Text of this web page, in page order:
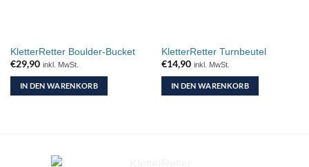
KletterRetter Boulder-Bucket
€29,90 inkl. MwSt.
IN DEN WARENKORB
KletterRetter Turnbeutel
€14,90 inkl. MwSt.
IN DEN WARENKORB